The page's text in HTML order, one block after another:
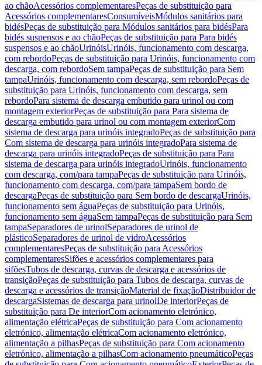
ao chãoAcessórios complementaresPeças de substituição para
Acessórios complementaresConsumíveisMódulos sanitários para
bidésPeças de substituição para Módulos sanitários para bidésPara
bidés suspensos e ao chãoPeças de substituição para Para bidés
suspensos e ao chãoUrinóisUrinóis, funcionamento com descarga,
com rebordoPeças de substituição para Urinóis, funcionamento com
descarga, com rebordoSem tampaPeças de substituição para Sem
tampaUrinóis, funcionamento com descarga, sem rebordoPeças de
substituição para Urinóis, funcionamento com descarga, sem
rebordoPara sistema de descarga embutido para urinol ou com
montagem exteriorPeças de substituição para Para sistema de
descarga embutido para urinol ou com montagem exteriorCom
sistema de descarga para urinóis integradoPeças de substituição para
Com sistema de descarga para urinóis integradoPara sistema de
descarga para urinóis integradoPeças de substituição para Para
sistema de descarga para urinóis integradoUrinóis, funcionamento
com descarga, com/para tampaPeças de substituição para Urinóis,
funcionamento com descarga, com/para tampaSem bordo de
descargaPeças de substituição para Sem bordo de descargaUrinóis,
funcionamento sem águaPeças de substituição para Urinóis,
funcionamento sem águaSem tampaPeças de substituição para Sem
tampaSeparadores de urinolSeparadores de urinol de
plásticoSeparadores de urinol de vidroAcessórios
complementaresPeças de substituição para Acessórios
complementaresSifões e acessórios complementares para
sifõesTubos de descarga, curvas de descarga e acessórios de
transiçãoPeças de substituição para Tubos de descarga, curvas de
descarga e acessórios de transiçãoMaterial de fixaçãoDistribuidor de
descargaSistemas de descarga para urinolDe interiorPeças de
substituição para De interiorCom acionamento eletrónico,
alimentação elétricaPeças de substituição para Com acionamento
eletrónico, alimentação elétricaCom acionamento eletrónico,
alimentação a pilhasPeças de substituição para Com acionamento
eletrónico, alimentação a pilhasCom acionamento pneumáticoPeças